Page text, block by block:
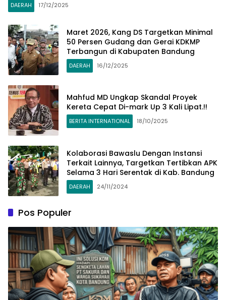
DAERAH 17/12/2025
Maret 2026, Kang DS Targetkan Minimal
50 Persen Gudang dan Gerai KDKMP
Terbangun di Kabupaten Bandung
DAERAH 16/12/2025
Mahfud MD Ungkap Skandal Proyek
Kereta Cepat Di-mark Up 3 Kali Lipat.!!
BERITA INTERNATIONAL 18/10/2025
Kolaborasi Bawaslu Dengan Instansi
Terkait Lainnya, Targetkan Tertibkan APK
Selama 3 Hari Serentak di Kab. Bandung
DAERAH 24/11/2024
Pos Populer